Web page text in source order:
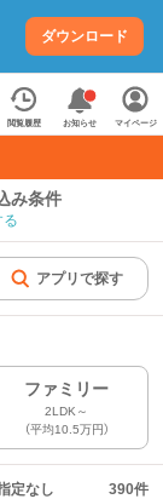
ダウンロード
閲覧履歴 お知らせ マイページ
み条件
る
アプリで探す
ファミリー
2LDK～
（平均10.5万円）
定なし 390件